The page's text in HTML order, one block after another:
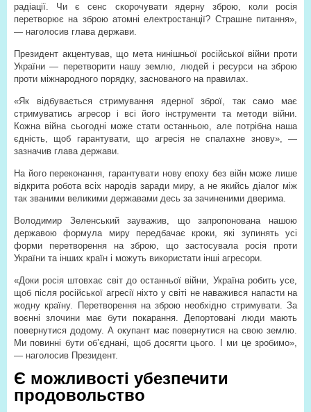
радіації. Чи є сенс скорочувати ядерну зброю, коли росія
перетворює на зброю атомні електростанції? Страшне питання»,
— наголосив глава держави.
Президент акцентував, що мета нинішньої російської війни проти
України — перетворити нашу землю, людей і ресурси на зброю
проти міжнародного порядку, заснованого на правилах.
«Як відбувається стримування ядерної зброї, так само має
стримуватись агресор і всі його інструменти та методи війни.
Кожна війна сьогодні може стати останньою, але потрібна наша
єдність, щоб гарантувати, що агресія не спалахне знову», —
зазначив глава держави.
На його переконання, гарантувати нову епоху без війн може лише
відкрита робота всіх народів заради миру, а не якийсь діалог між
так званими великими державами десь за зачиненими дверима.
Володимир Зеленський зауважив, що запропонована нашою
державою формула миру передбачає кроки, які зупинять усі
форми перетворення на зброю, що застосувала росія проти
України та інших країн і можуть використати інші агресори.
«Доки росія штовхає світ до останньої війни, Україна робить усе,
щоб після російської агресії ніхто у світі не наважився напасти на
жодну країну. Перетворення на зброю необхідно стримувати. За
воєнні злочини має бути покарання. Депортовані люди мають
повернутися додому. А окупант має повернутися на свою землю.
Ми повинні бути об’єднані, щоб досягти цього. І ми це зробимо»,
— наголосив Президент.
Є можливості убезпечити
продовольство